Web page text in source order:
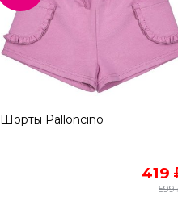
Шорты Palloncino
419
599